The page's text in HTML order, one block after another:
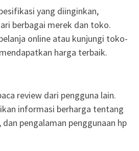
yang diinginkan,
berbagai merek dan toko.
online atau kunjungi toko-
harga terbaik.
review dari pengguna lain.
informasi berharga tentang
pengalaman penggunaan hp